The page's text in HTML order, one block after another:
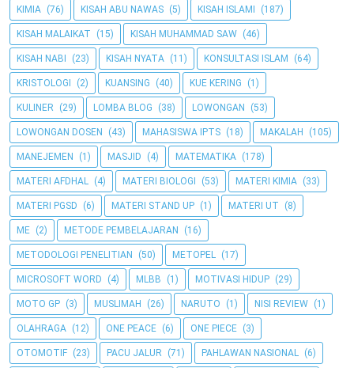
KIMIA (76) KISAH ABU NAWAS (5) KISAH ISLAMI (187)
KISAH MALAIKAT (15) KISAH MUHAMMAD SAW (46)
KISAH NABI (23) KISAH NYATA (11) KONSULTASI ISLAM (64)
KRISTOLOGI (2) KUANSING (40) KUE KERING (1)
KULINER (29) LOMBA BLOG (38) LOWONGAN (53)
LOWONGAN DOSEN (43) MAHASISWA IPTS (18) MAKALAH (105)
MANEJEMEN (1) MASJID (4) MATEMATIKA (178)
MATERI AFDHAL (4) MATERI BIOLOGI (53) MATERI KIMIA (33)
MATERI PGSD (6) MATERI STAND UP (1) MATERI UT (8)
ME (2) METODE PEMBELAJARAN (16)
METODOLOGI PENELITIAN (50) METOPEL (17)
MICROSOFT WORD (4) MLBB (1) MOTIVASI HIDUP (29)
MOTO GP (3) MUSLIMAH (26) NARUTO (1) NISI REVIEW (1)
OLAHRAGA (12) ONE PEACE (6) ONE PIECE (3)
OTOMOTIF (23) PACU JALUR (71) PAHLAWAN NASIONAL (6)